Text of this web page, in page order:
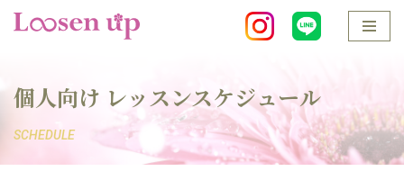
テ
ツ
へ
個人向け レッスンスケジュール
SCHEDULE